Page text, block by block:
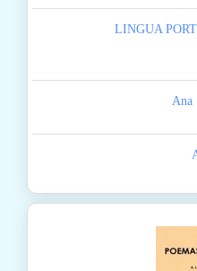
LINGUA
Ana